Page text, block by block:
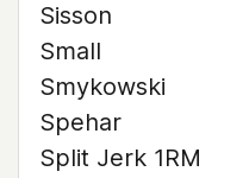
Sisson
Small
Smykowski
Spehar
Split Jerk 1RM